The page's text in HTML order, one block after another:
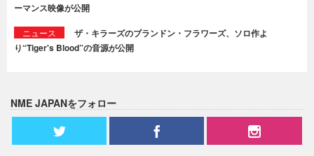
ーマンス映像が公開
ニュース
ザ・キラーズのブランドン・フラワーズ、ソロ作よ
り“Tiger's Blood”の音源が公開
NME JAPANをフォロー